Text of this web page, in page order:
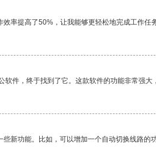
率提高了50%，让我能够更轻松地完成工作任务
件，终于找到了它。这款软件的功能非常强
新功能。比如，可以增加一个自动切换线路的